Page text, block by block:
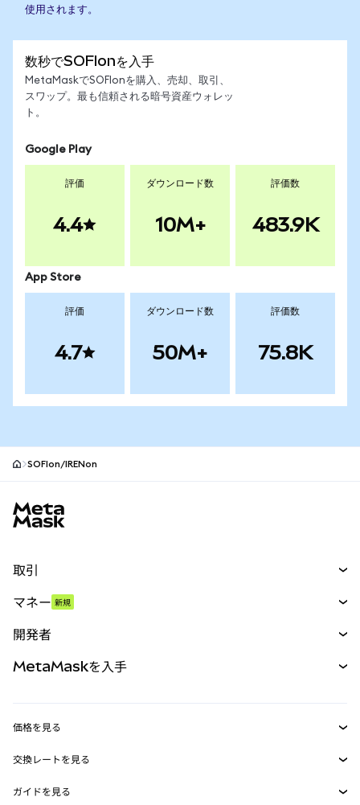
使用されます。
数秒でSOFIonを入手
MetaMaskでSOFIonを購入、売却、取引、
スワップ。最も信頼される暗号資産ウォレッ
ト。
Google Play
評価
4.4
ダウンロード数
10M+
評価数
483.9K
App Store
評価
4.7
ダウンロード数
50M+
評価数
75.8K
SOFIon/IRENon
取引
パーペチュアル
RWA
マネー 新規
開発者
MetaMask Connect
Snaps
MetaMaskを入手
セキュリティ
価格を見る
イーサリアムの価格
Solanaの価格
交換レートを見る
ETH→USD
ガイドを見る